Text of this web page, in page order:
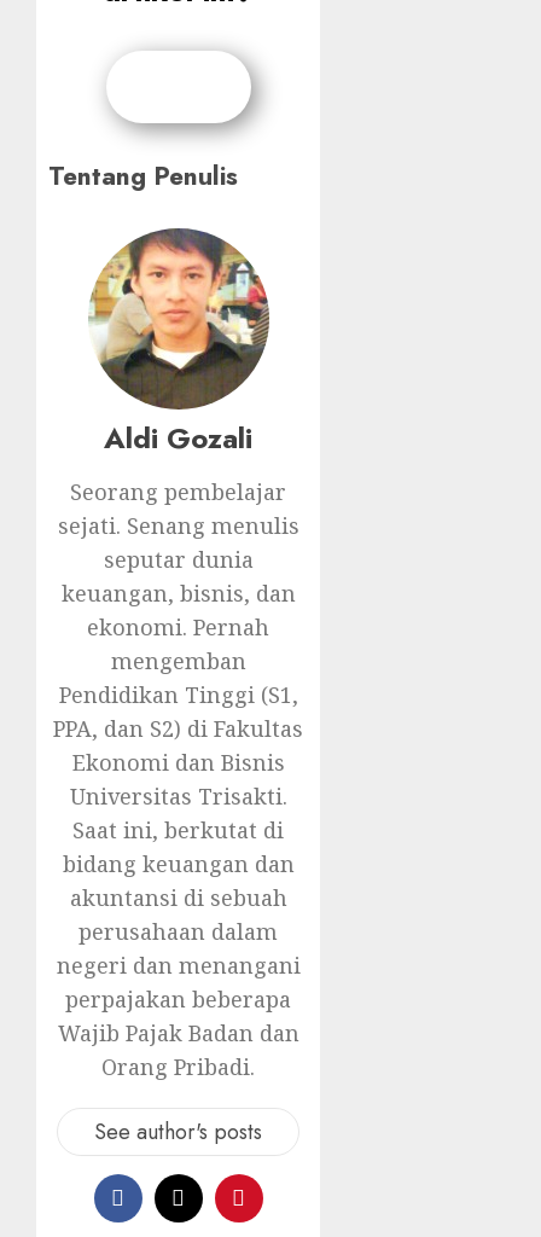
Tentang Penulis
Aldi Gozali
Seorang pembelajar
sejati. Senang menulis
seputar dunia
keuangan, bisnis, dan
ekonomi. Pernah
mengemban
Pendidikan Tinggi (S1,
PPA, dan S2) di Fakultas
Ekonomi dan Bisnis
Universitas Trisakti.
Saat ini, berkutat di
bidang keuangan dan
akuntansi di sebuah
perusahaan dalam
negeri dan menangani
perpajakan beberapa
Wajib Pajak Badan dan
Orang Pribadi.
See author's posts